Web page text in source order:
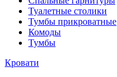
Туалетные столики
Тумбы прикроватные
Комоды
Тумбы
Кровати